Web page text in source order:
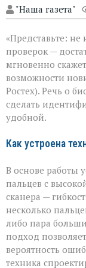
"Наша газета"
«Представьте:
проверок —
мгновенно
возможности
Ростех). Речь о
сделать
удобной.
Как устроена
В основе работы
пальцев с
сканера —
несколько
либо пара
подход
вероятность
техника